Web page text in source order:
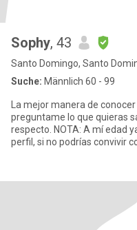
Sophy, 43
Santo Domingo, Santo
Suche: Männlich 60 - 99
La mejor manera de
preguntame lo que quieras
respecto. NOTA: A mí edad
perfil, si no podrías convivir